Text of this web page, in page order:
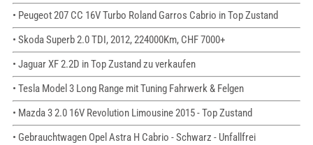
• Peugeot 207 CC 16V Turbo Roland Garros Cabrio in Top Zustand
• Skoda Superb 2.0 TDI, 2012, 224000Km, CHF 7000+
• Jaguar XF 2.2D in Top Zustand zu verkaufen
• Tesla Model 3 Long Range mit Tuning Fahrwerk & Felgen
• Mazda 3 2.0 16V Revolution Limousine 2015 - Top Zustand
• Gebrauchtwagen Opel Astra H Cabrio - Schwarz - Unfallfrei